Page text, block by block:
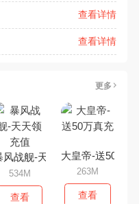
查看详情
查看详情
更多
后台
风战舰-天天领充值
534M
查看
大皇帝-送50万
263M
查看